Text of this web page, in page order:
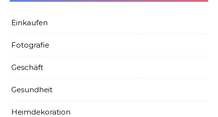
Einkaufen
Fotografie
Geschäft
Gesundheit
Heimdekoration